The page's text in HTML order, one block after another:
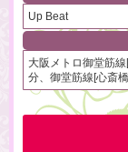
Up Beat
大阪メトロ御堂筋
分、御堂筋線[心斎